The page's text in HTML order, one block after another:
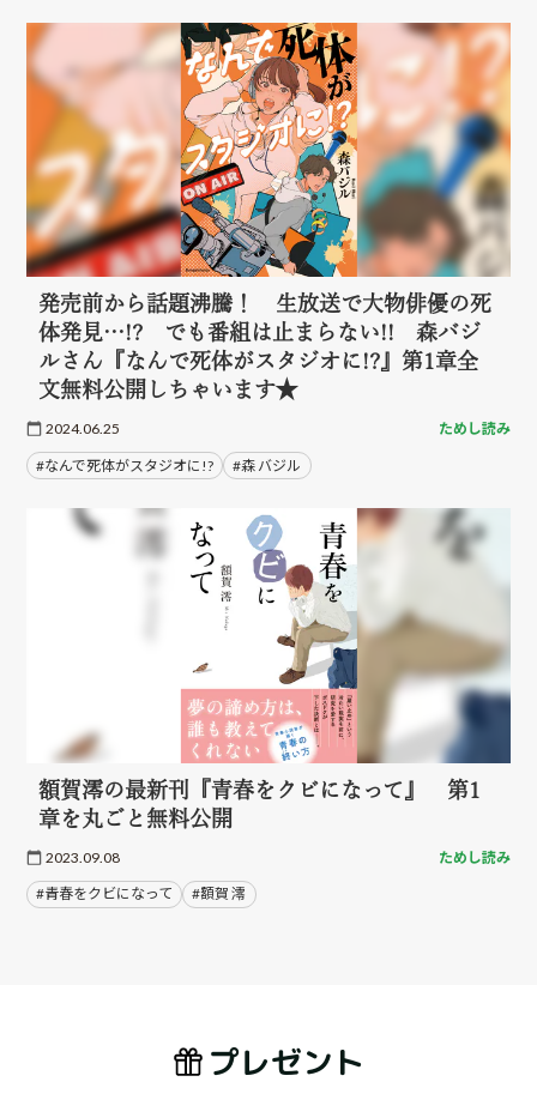
発売前から話題沸騰！ 生放送で大物俳優の死
体発見…!? でも番組は止まらない!! 森バジ
ルさん『なんで死体がスタジオに!?』第1章全
文無料公開しちゃいます★
2024.06.25 ためし読み
#なんで死体がスタジオに!? #森 バジル
額賀澪の最新刊『青春をクビになって』 第1
章を丸ごと無料公開
2023.09.08 ためし読み
#青春をクビになって #額賀 澪
プレゼント